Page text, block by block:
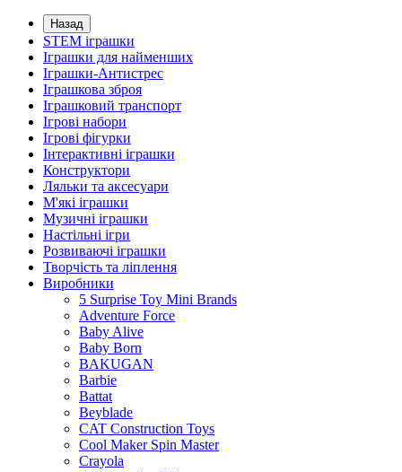
Назад
STEM іграшки
Іграшки для найменших
Іграшки-Антистрес
Іграшкова зброя
Іграшковий транспорт
Ігрові набори
Ігрові фігурки
Інтерактивні іграшки
Конструктори
Ляльки та аксесуари
М'які іграшки
Музичні іграшки
Настільні iгри
Розвиваючі іграшки
Творчість та ліплення
Виробники
5 Surprise Toy Mini Brands
Adventure Force
Baby Alive
Baby Born
BAKUGAN
Barbie
Battat
Beyblade
CAT Construction Toys
Cool Maker Spin Master
Crayola